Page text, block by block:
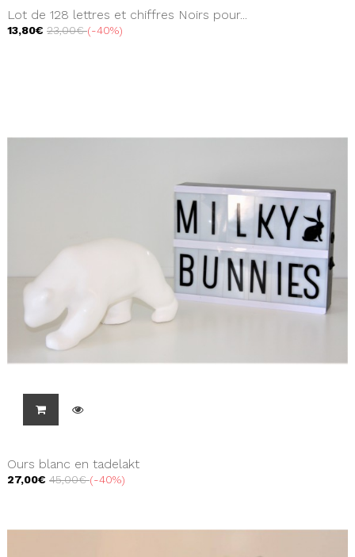
Lot de 128 lettres et chiffres Noirs pour...
13,80€ 23,00€ -40%
Ours blanc en tadelakt
27,00€ 45,00€ -40%